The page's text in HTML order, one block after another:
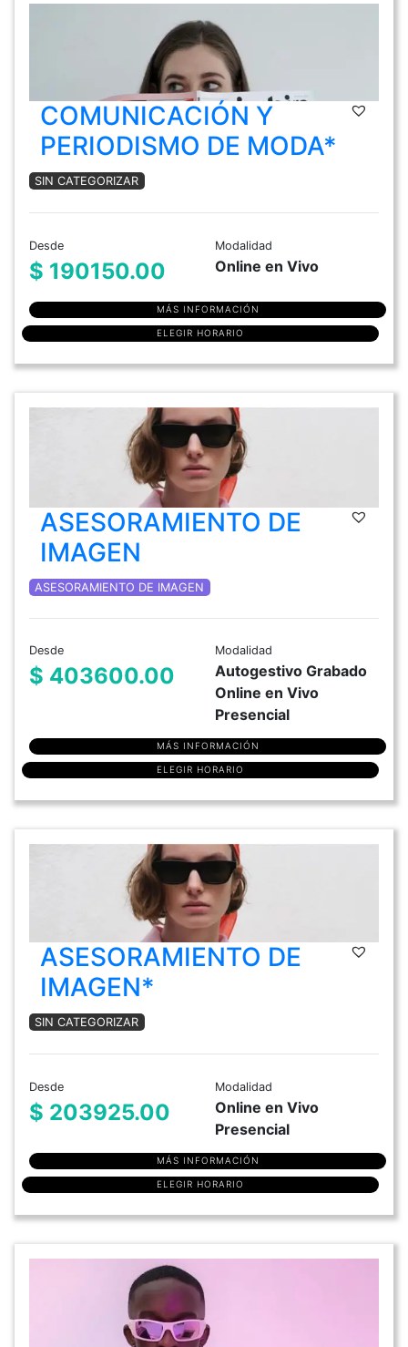
COMUNICACIÓN Y
PERIODISMO DE MODA*
SIN CATEGORIZAR
Desde
$ 190150.00
Modalidad
Online en Vivo
MÁS INFORMACIÓN
ELEGIR HORARIO
ASESORAMIENTO DE
IMAGEN
ASESORAMIENTO DE IMAGEN
Desde
$ 403600.00
Modalidad
Autogestivo Grabado
Online en Vivo
Presencial
MÁS INFORMACIÓN
ELEGIR HORARIO
ASESORAMIENTO DE
IMAGEN*
SIN CATEGORIZAR
Desde
$ 203925.00
Modalidad
Online en Vivo
Presencial
MÁS INFORMACIÓN
ELEGIR HORARIO